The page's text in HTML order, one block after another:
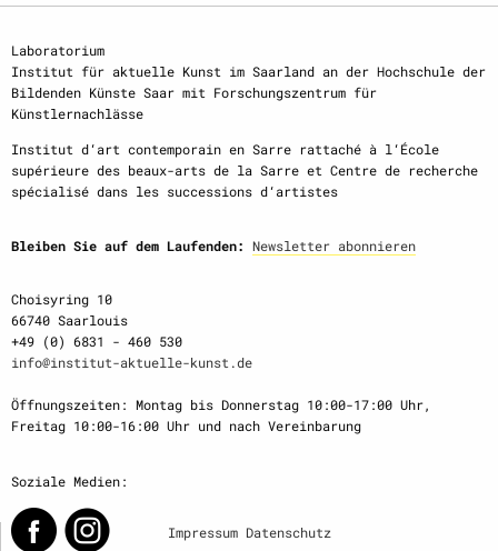
Laboratorium
Institut für aktuelle Kunst im Saarland an der Hochschule der
Bildenden Künste Saar mit Forschungszentrum für
Künstlernachlässe
Institut d‘art contemporain en Sarre rattaché à l‘École
supérieure des beaux-arts de la Sarre et Centre de recherche
spécialisé dans les successions d‘artistes
Bleiben Sie auf dem Laufenden: Newsletter abonnieren
Choisyring 10
66740 Saarlouis
+49 (0) 6831 - 460 530
info@institut-aktuelle-kunst.de
Öffnungszeiten: Montag bis Donnerstag 10:00-17:00 Uhr,
Freitag 10:00-16:00 Uhr und nach Vereinbarung
Soziale Medien:
Impressum Datenschutz